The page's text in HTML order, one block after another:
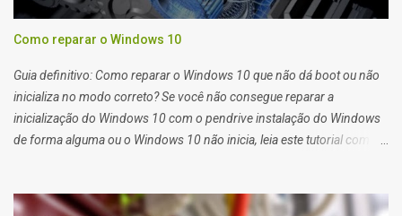
Como reparar o Windows 10
Guia definitivo: Como reparar o Windows 10 que não dá boot ou não
inicializa no modo correto? Se você não consegue reparar a
inicialização do Windows 10 com o pendrive instalação do Windows
de forma alguma ou o Windows 10 não inicia, leia este tutorial com
usar o pendrive de instalação do sistema ou o reparo de inicialização